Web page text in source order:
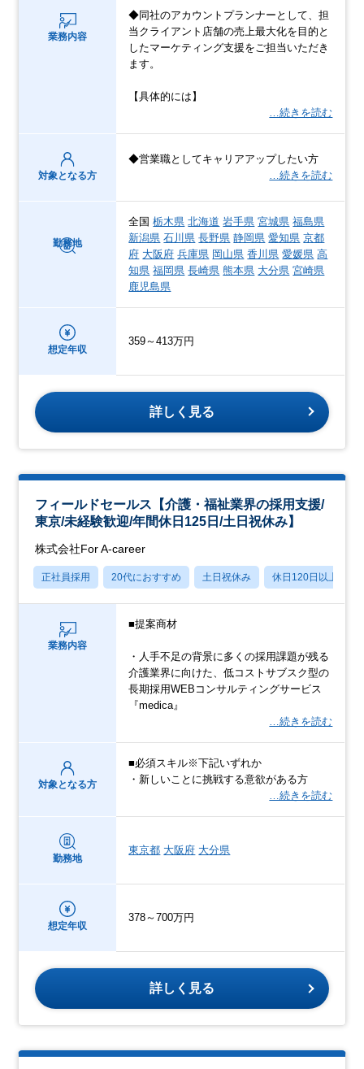
業務内容
◆同社のアカウントプランナーとして、担
当クライアント店舗の売上最大化を目的と
したマーケティング支援をご担当いただき
ます。
【具体的には】
…続きを読む
対象となる方
◆営業職としてキャリアアップしたい方
…続きを読む
勤務地
全国栃木県 北海道 岩手県 宮城県 福島県
新潟県 石川県 長野県 静岡県 愛知県 京都
府 大阪府 兵庫県 岡山県 香川県 愛媛県 高
知県 福岡県 長崎県 熊本県 大分県 宮崎県
鹿児島県
想定年収
359～413万円
詳しく見る
フィールドセールス【介護・福祉業界の採用支援/
東京/未経験歓迎/年間休日125日/土日祝休み】
株式会社For A-career
正社員採用 20代におすすめ 土日祝休み 休日120日以上
業務内容
■提案商材
・人手不足の背景に多くの採用課題が残る
介護業界に向けた、低コストサブスク型の
長期採用WEBコンサルティングサービス
『medica』
…続きを読む
対象となる方
■必須スキル※下記いずれか
・新しいことに挑戦する意欲がある方
…続きを読む
勤務地
東京都 大阪府 大分県
想定年収
378～700万円
詳しく見る